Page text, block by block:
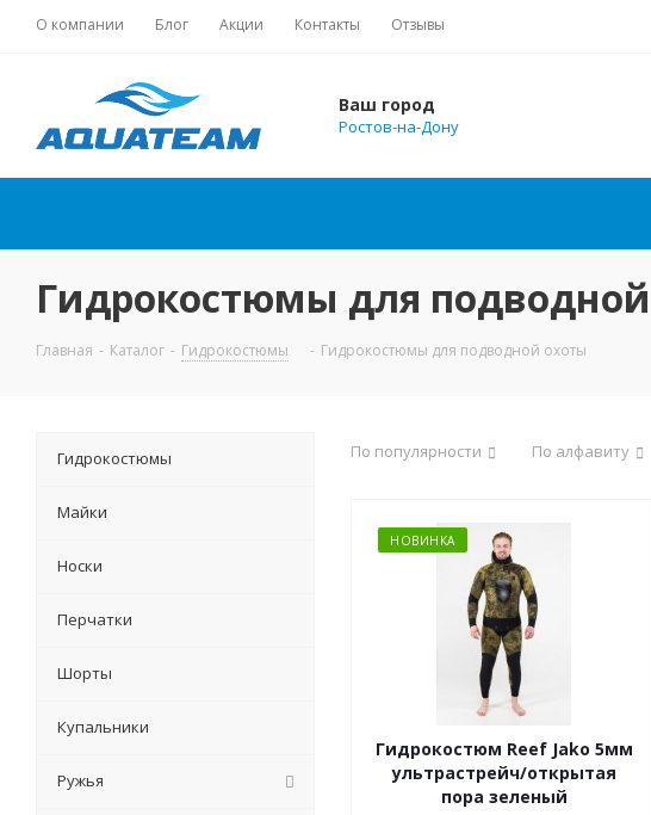
О компании Блог Акции Контакты Отзывы
Ваш город
Ростов-на-Дону
Гидрокостюмы для
Главная - Каталог - Гидрокостюмы - Гидрокостюмы для подводной охоты
По популярности По алфавиту
НОВИНКА
Гидрокостюм Reef Jako 5мм
ультрастрейч/открытая
пора зеленый
Гидрокостюмы
Майки
Носки
Перчатки
Шорты
Купальники
Ружья